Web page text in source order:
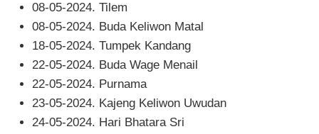
08-05-2024. Tilem
08-05-2024. Buda Keliwon Matal
18-05-2024. Tumpek Kandang
22-05-2024. Buda Wage Menail
22-05-2024. Purnama
23-05-2024. Kajeng Keliwon Uwudan
24-05-2024. Hari Bhatara Sri